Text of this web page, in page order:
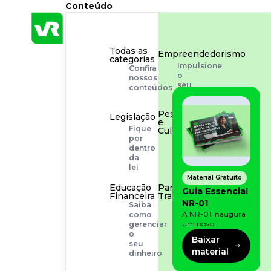
Conteúdo
Todas as
categorias
Confira
nossos
conteúdos
Empreendedorismo
Impulsione
o
seu
negócio
Legislação
Fique
por
dentro
da
lei
Pessoas
e
Cultura
Aprimore
cultura
organizacional
Educação
Financeira
Saiba
como
gerenciar
o
seu
dinheiro
Para o
Trabalhador
Tudo
para
facilitar
rotina
Material Gratuito
Guia Essencial
NR-01
A NR-01 inaugura
um novo
momento na
prevenção de riscos:
agora, além dos
fatores físicos e
Baixar
material